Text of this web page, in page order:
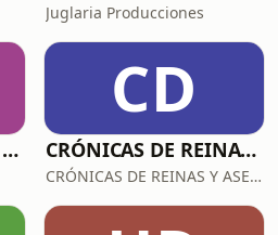
Juglaria Producciones
Hackers del Talento con Ricardo Pineda
CD
CRÓNICAS DE REINAS Y ASESINAS
CRÓNICAS DE REINAS Y ASESINAS